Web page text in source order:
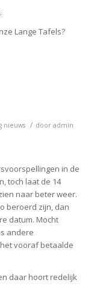
Lange Tafels?
nieuws / door admin
in de
toch laat de 14
naar beter weer.
beroerd zijn, dan
datum. Mocht
andere
vooraf betaalde
daar hoort redelijk